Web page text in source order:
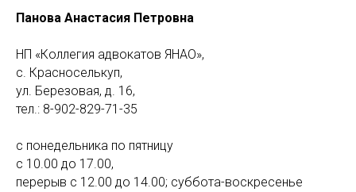
Панова Анастасия Петровна
НП «Коллегия адвокатов ЯНАО»,
с. Красноселькуп,
ул. Березовая, д. 16,
тел.: 8-902-829-71-35
с понедельника по пятницу
с 10.00 до 17.00,
перерыв с 12.00 до 14.00; суббота-воскресенье